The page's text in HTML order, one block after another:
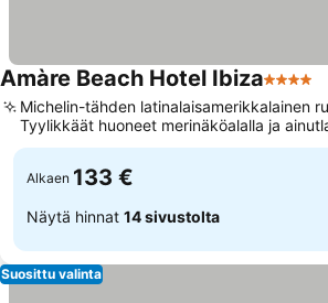
Amàre Beach Hotel Ibiza4
Michelin-tähden latinalaisamerikkalainen
Tyylikkäät huoneet merinäköalalla ja
ominaisuuksilla
Alkaen 133 €
Näytä hinnat 14 sivustolta
Suosittu valinta